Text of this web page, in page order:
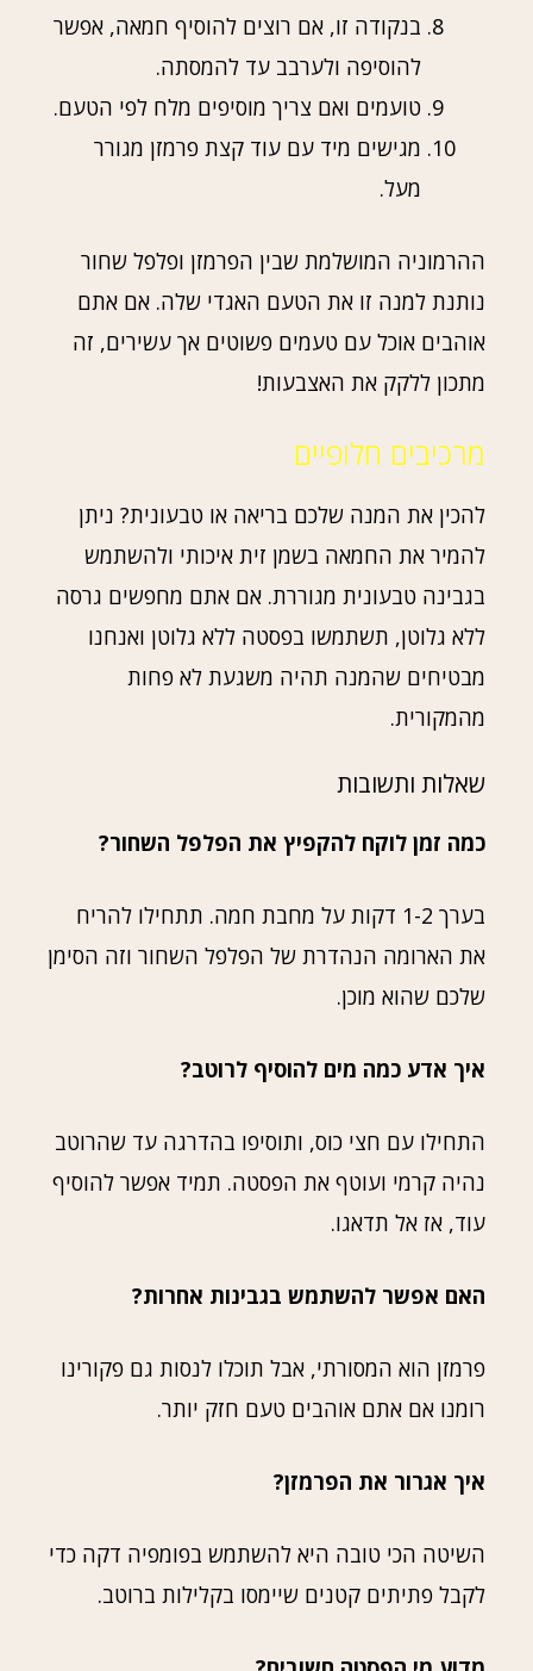
בנקודה זו, אם רוצים להוסיף חמאה, אפשר
להוסיפה ולערבב עד להמסתה.
טועמים ואם צריך מוסיפים מלח לפי הטעם.
מגישים מיד עם עוד קצת פרמזן מגורר
מעל.
ההרמוניה המושלמת שבין הפרמזן ופלפל שחור
נותנת למנה זו את הטעם האגדי שלה. אם אתם
אוהבים אוכל עם טעמים פשוטים אך עשירים, זה
מתכון ללקק את האצבעות!
מרכיבים חלופיים
להכין את המנה שלכם בריאה או טבעונית? ניתן
להמיר את החמאה בשמן זית איכותי ולהשתמש
בגבינה טבעונית מגוררת. אם אתם מחפשים גרסה
ללא גלוטן, תשתמשו בפסטה ללא גלוטן ואנחנו
מבטיחים שהמנה תהיה משגעת לא פחות
מהמקורית.
שאלות ותשובות
כמה זמן לוקח להקפיץ את הפלפל השחור?
בערך 1-2 דקות על מחבת חמה. תתחילו להריח
את הארומה הנהדרת של הפלפל השחור וזה הסימן
שלכם שהוא מוכן.
איך אדע כמה מים להוסיף לרוטב?
התחילו עם חצי כוס, ותוסיפו בהדרגה עד שהרוטב
נהיה קרמי ועוטף את הפסטה. תמיד אפשר להוסיף
עוד, אז אל תדאגו.
האם אפשר להשתמש בגבינות אחרות?
פרמזן הוא המסורתי, אבל תוכלו לנסות גם פקורינו
רומנו אם אתם אוהבים טעם חזק יותר.
איך אגרור את הפרמזן?
השיטה הכי טובה היא להשתמש בפומפיה דקה כדי
לקבל פתיתים קטנים שיימסו בקלילות ברוטב.